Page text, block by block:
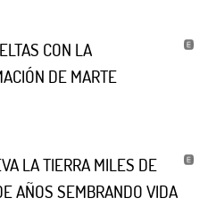
CON LA
DE MARTE
LA TIERRA MILES DE
AÑOS SEMBRANDO VIDA